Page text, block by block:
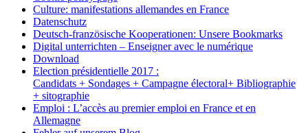
Culture: manifestations allemandes en France
Datenschutz
Deutsch-französische Kooperationen: Unsere Bookmarks
Digital unterrichten – Enseigner avec le numérique
Download
Election présidentielle 2017 :
Candidats + Sondages + Campagne électoral+ Bibliographie
+ sitographie
Emploi : L’accès au premier emploi en France et en
Allemagne